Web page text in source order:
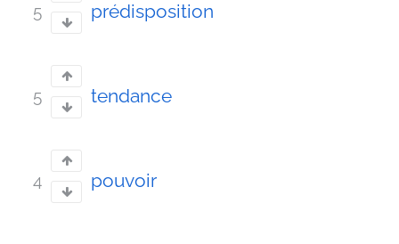
5 prédisposition
5 tendance
4 pouvoir